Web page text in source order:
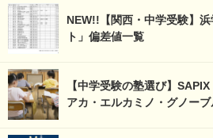
NEW!!【関西・中学受験】
ト」偏差値一覧
【中学受験の塾選び】
アカ・エルカミノ・グノー